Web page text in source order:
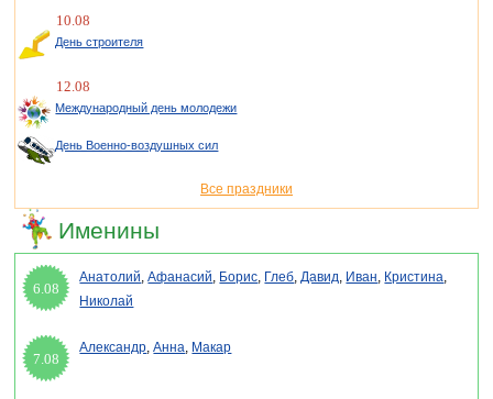
10.08
День строителя
12.08
Международный день молодежи
День Военно-воздушных сил
Все праздники
Именины
6.08
Анатолий,Афанасий, Борис, Глеб,Давид, Иван, Кристина,
Николай
7.08
Александр,Анна, Макар